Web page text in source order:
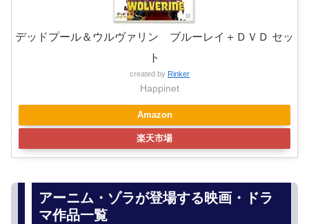
デッドプール＆ウルヴァリン ブルーレイ＋ＤＶＤ セッ
ト
created by Rinker
Happinet
Amazon
楽天市場
アーニム・ゾラが登場する映画・ドラ
マ作品一覧